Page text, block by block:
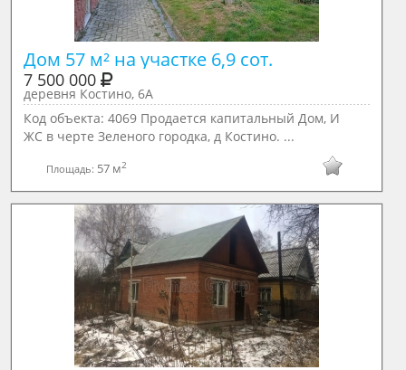
Дом 57 м² на участке 6,9 сот.
7 500 000
деревня Костино, 6А
Код объекта: 4069 Продается капитальный Дом, И
ЖС в черте Зеленого городка, д Костино. ...
Площадь: 57 м2